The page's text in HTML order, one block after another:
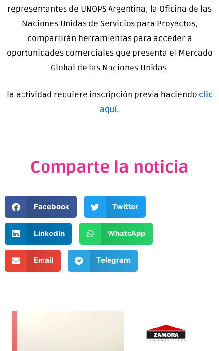
representantes de UNOPS Argentina, la Oficina de las
Naciones Unidas de Servicios para Proyectos,
compartirán herramientas para acceder a
oportunidades comerciales que presenta el Mercado
Global de las Naciones Unidas.
la actividad requiere inscripción previa haciendo clic
aquí.
Comparte la noticia
Facebook Twitter
LinkedIn WhatsApp
Email Telegram